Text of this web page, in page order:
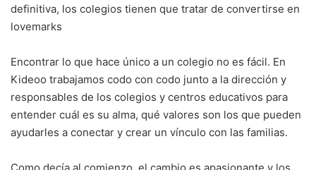
definitiva, los colegios tienen que tratar de convertirse en
lovemarks
Encontrar lo que hace único a un colegio no es fácil. En
Kideoo trabajamos codo con codo junto a la dirección y
responsables de los colegios y centros educativos para
entender cuál es su alma, qué valores son los que pueden
ayudarles a conectar y crear un vínculo con las familias.